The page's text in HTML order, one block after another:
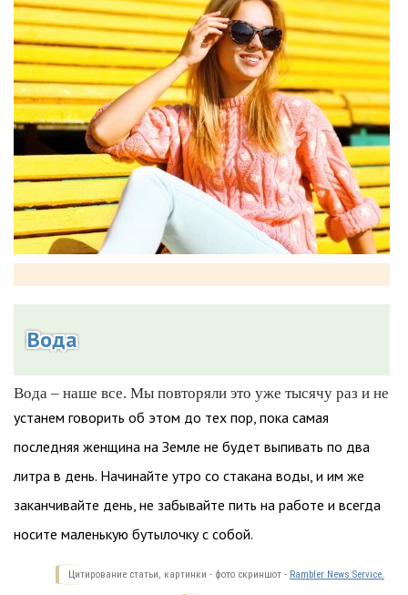
Вода
Вода – наше все. Мы повторяли это уже тысячу раз и не
устанем говорить об этом до тех пор, пока самая
последняя женщина на Земле не будет выпивать по два
литра в день. Начинайте утро со стакана воды, и им же
заканчивайте день, не забывайте пить на работе и всегда
носите маленькую бутылочку с собой.
Цитирование статьи, картинки - фото скриншот - Rambler News Service.